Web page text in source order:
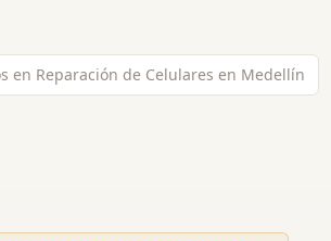
en Reparación de Celulares en Medellín